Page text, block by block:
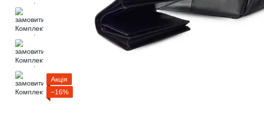
Акція
−16%